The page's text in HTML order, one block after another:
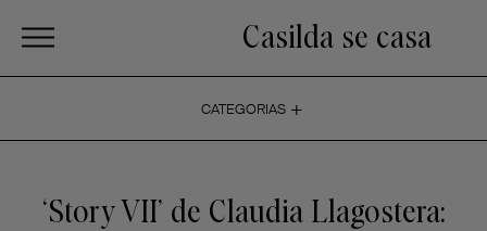
Casilda se casa
CATEGORIAS +
‘Story VII’ de Claudia Llagostera: